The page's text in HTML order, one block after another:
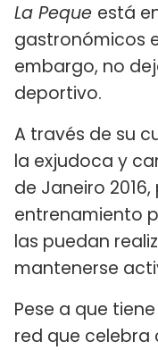
La Peque está
gastronómicos
embargo, no
deportivo.
A través de su
la exjudoca y
de Janeiro
entrenamiento
las puedan
mantenerse
Pese a que
red que celebra